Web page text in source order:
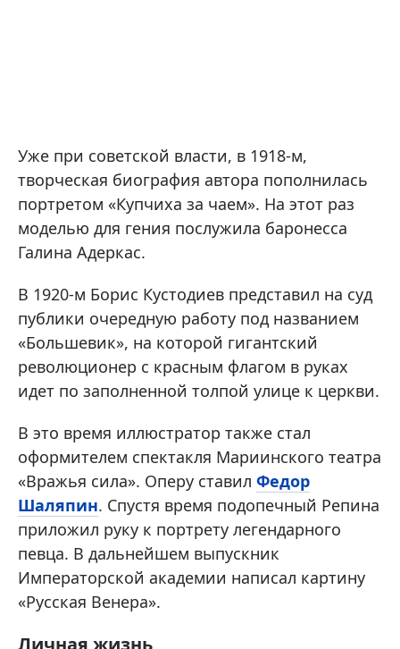
Уже при советской власти, в 1918-м,
творческая биография автора пополнилась
портретом «Купчиха за чаем». На этот раз
моделью для гения послужила баронесса
Галина Адеркас.
В 1920-м Борис Кустодиев представил на суд
публики очередную работу под названием
«Большевик», на которой гигантский
революционер с красным флагом в руках
идет по заполненной толпой улице к церкви.
В это время иллюстратор также стал
оформителем спектакля Мариинского театра
«Вражья сила». Оперу ставил Федор
Шаляпин. Спустя время подопечный Репина
приложил руку к портрету легендарного
певца. В дальнейшем выпускник
Императорской академии написал картину
«Русская Венера».